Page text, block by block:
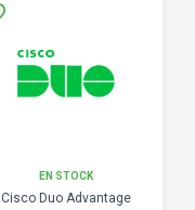
EN STOCK
Cisco Duo Advantage